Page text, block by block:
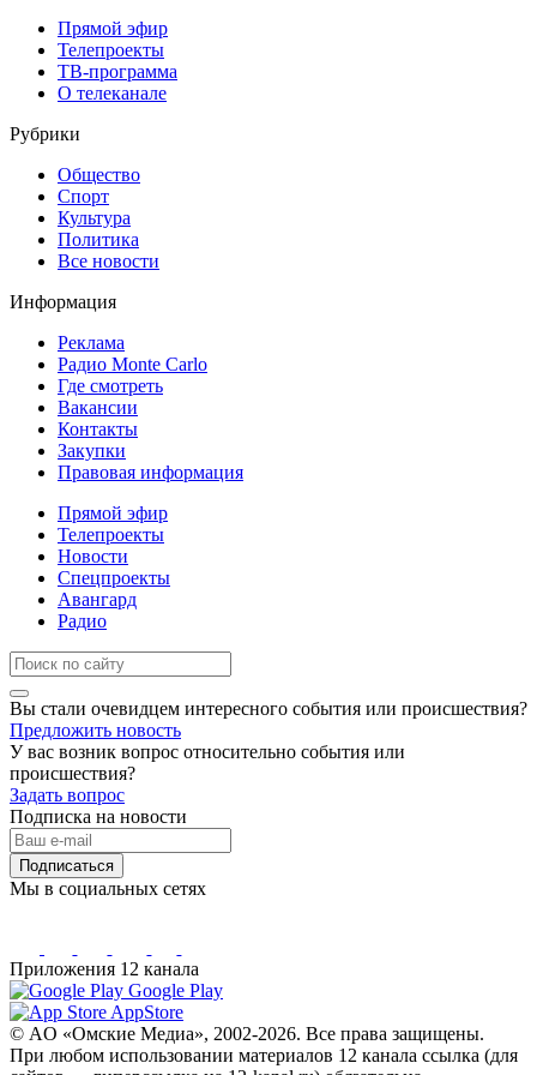
Прямой эфир
Телепроекты
ТВ-программа
О телеканале
Рубрики
Общество
Спорт
Культура
Политика
Все новости
Информация
Реклама
Радио Monte Carlo
Где смотреть
Вакансии
Контакты
Закупки
Правовая информация
Прямой эфир
Телепроекты
Новости
Спецпроекты
Авангард
Радио
Вы стали очевидцем интересного события или происшествия?
Предложить новость
У вас возник вопрос относительно события или
происшествия?
Задать вопрос
Подписка на новости
Подписаться
Мы в социальных сетях
Приложения 12 канала
Google Play
AppStore
© AO «Омские Медиа», 2002-2026. Все права защищены.
При любом использовании материалов 12 канала ссылка (для